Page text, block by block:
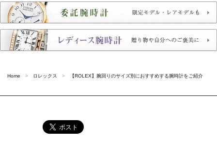
Home ロレックス 【ROLEX】腕回りのサイズ別におすすめする腕時計をご紹介